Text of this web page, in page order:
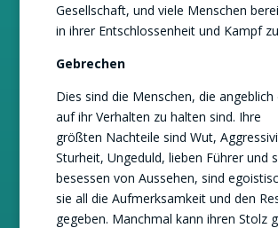
Gesellschaft, und viele Menschen
in ihrer Entschlossenheit und Kampf
Gebrechen
Dies sind die Menschen, die angeblich
auf ihr Verhalten zu halten sind. Ihre
größten Nachteile sind Wut,
Sturheit, Ungeduld, lieben Führer und
besessen von Aussehen, sind
sie all die Aufmerksamkeit und den
gegeben. Manchmal kann ihren Stolz